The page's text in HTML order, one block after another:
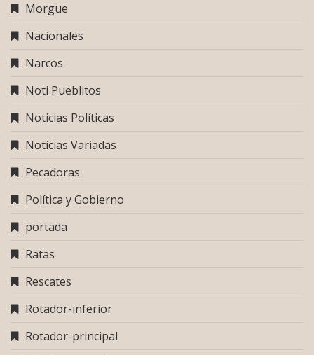
Morgue
Nacionales
Narcos
Noti Pueblitos
Noticias Políticas
Noticias Variadas
Pecadoras
Política y Gobierno
portada
Ratas
Rescates
Rotador-inferior
Rotador-principal